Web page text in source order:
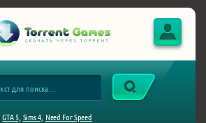
GTA 5, Sims 4, Need For Speed